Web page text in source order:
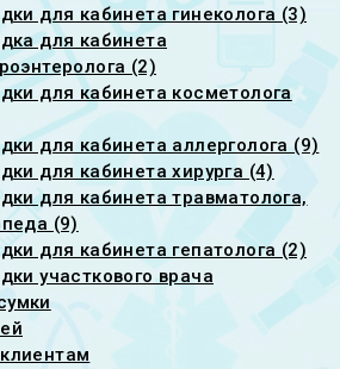
для кабинета гинеколога (3)
для кабинета
(2)
для кабинета косметолога
для кабинета аллерголога (9)
для кабинета хирурга (4)
для кабинета травматолога,
(9)
для кабинета гепатолога (2)
участкового врача